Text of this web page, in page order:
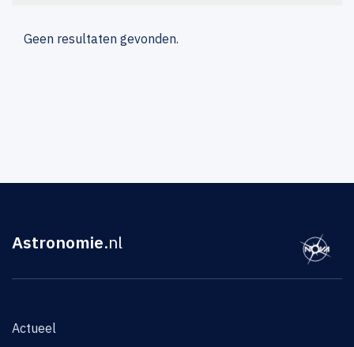
Geen resultaten gevonden.
Astronomie.nl
Actueel